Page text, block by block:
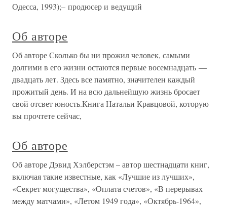
Одесса, 1993);– продюсер и ведущий
Об авторе
Об авторе Сколько бы ни прожил человек, самыми
долгими в его жизни остаются первые восемнадцать —
двадцать лет. Здесь все памятно, значителен каждый
прожитый день. И на всю дальнейшую жизнь бросает
свой отсвет юность.Книга Натальи Кравцовой, которую
вы прочтете сейчас,
Об авторе
Об авторе Дэвид Хэлберстэм – автор шестнадцати книг,
включая такие известные, как «Лучшие из лучших»,
«Секрет могущества», «Оплата счетов», «В перерывах
между матчами», «Летом 1949 года», «Октябрь-1964»,